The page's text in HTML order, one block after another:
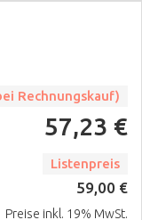
57,23 €
Rechnungskauf)
59,00 €
Listenpreis
Preise inkl. 19% MwSt.